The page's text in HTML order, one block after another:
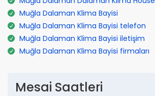
Muğla Dalaman Klima Bayisi
Muğla Dalaman Klima Bayisi telefon
Muğla Dalaman Klima Bayisi iletişim
Muğla Dalaman Klima Bayisi firmaları
Mesai Saatleri